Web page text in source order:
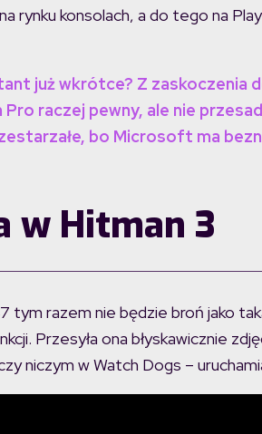
rynku konsolach, a do tego na
już wkrótce? Z zaskoczenia
raczej pewny, ale nie
bo Microsoft ma
w Hitman 3
razem nie będzie broń jako
Przesyła ona błyskawicznie
niczym w Watch Dogs –